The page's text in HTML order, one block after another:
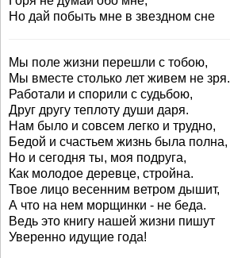
Hо дай побыть мне в звездном сне
Мы поле жизни перешли с тобою,
Мы вместе столько лет живем не зря.
Работали и спорили с судьбою,
Друг другу теплоту души даря.
Нам было и совсем легко и трудно,
Бедой и счастьем жизнь была полна,
Но и сегодня ты, моя подруга,
Как молодое деревце, стройна.
Твое лицо весенним ветром дышит,
А что на нем морщинки - не беда.
Ведь это книгу нашей жизни пишут
Уверенно идущие года!